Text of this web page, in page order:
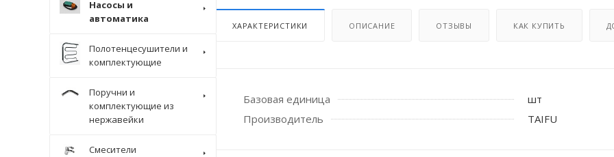
ХАРАКТЕРИСТИКИ ОПИСАНИЕ ОТЗЫВЫ КАК КУПИТЬ
Базовая единица
шт
Производитель
TAIFU
Насосы и
автоматика
Полотенцесушители и
комплектующие
Поручни и
комплектующие из
нержавейки
Смесители